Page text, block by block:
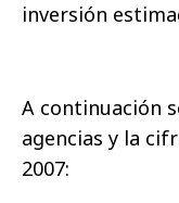
inversión
A continuación
agencias y la
2007: